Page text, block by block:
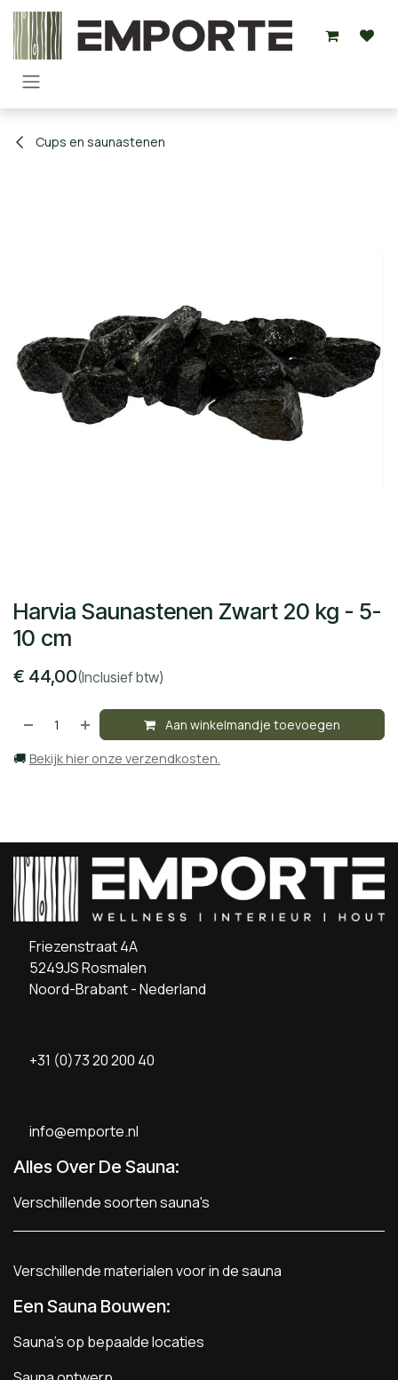
Overslaan naar inhoud
Cups en saunastenen
Harvia Saunastenen Zwart 20 kg - 5-
10 cm
€ 44,00(Inclusief btw)
Aan winkelmandje toevoegen
🚚 Bekijk hier onze verzendkosten.
Friezenstraat 4A
5249JS Rosmalen
Noord-Brabant - Nederland
+31 (0)73 20 200 40
info@emporte.nl
Alles Over De Sauna:
Verschillende soorten sauna's
Verschillende materialen voor in de sauna
Een Sauna Bouwen:
Sauna's op bepaalde locaties